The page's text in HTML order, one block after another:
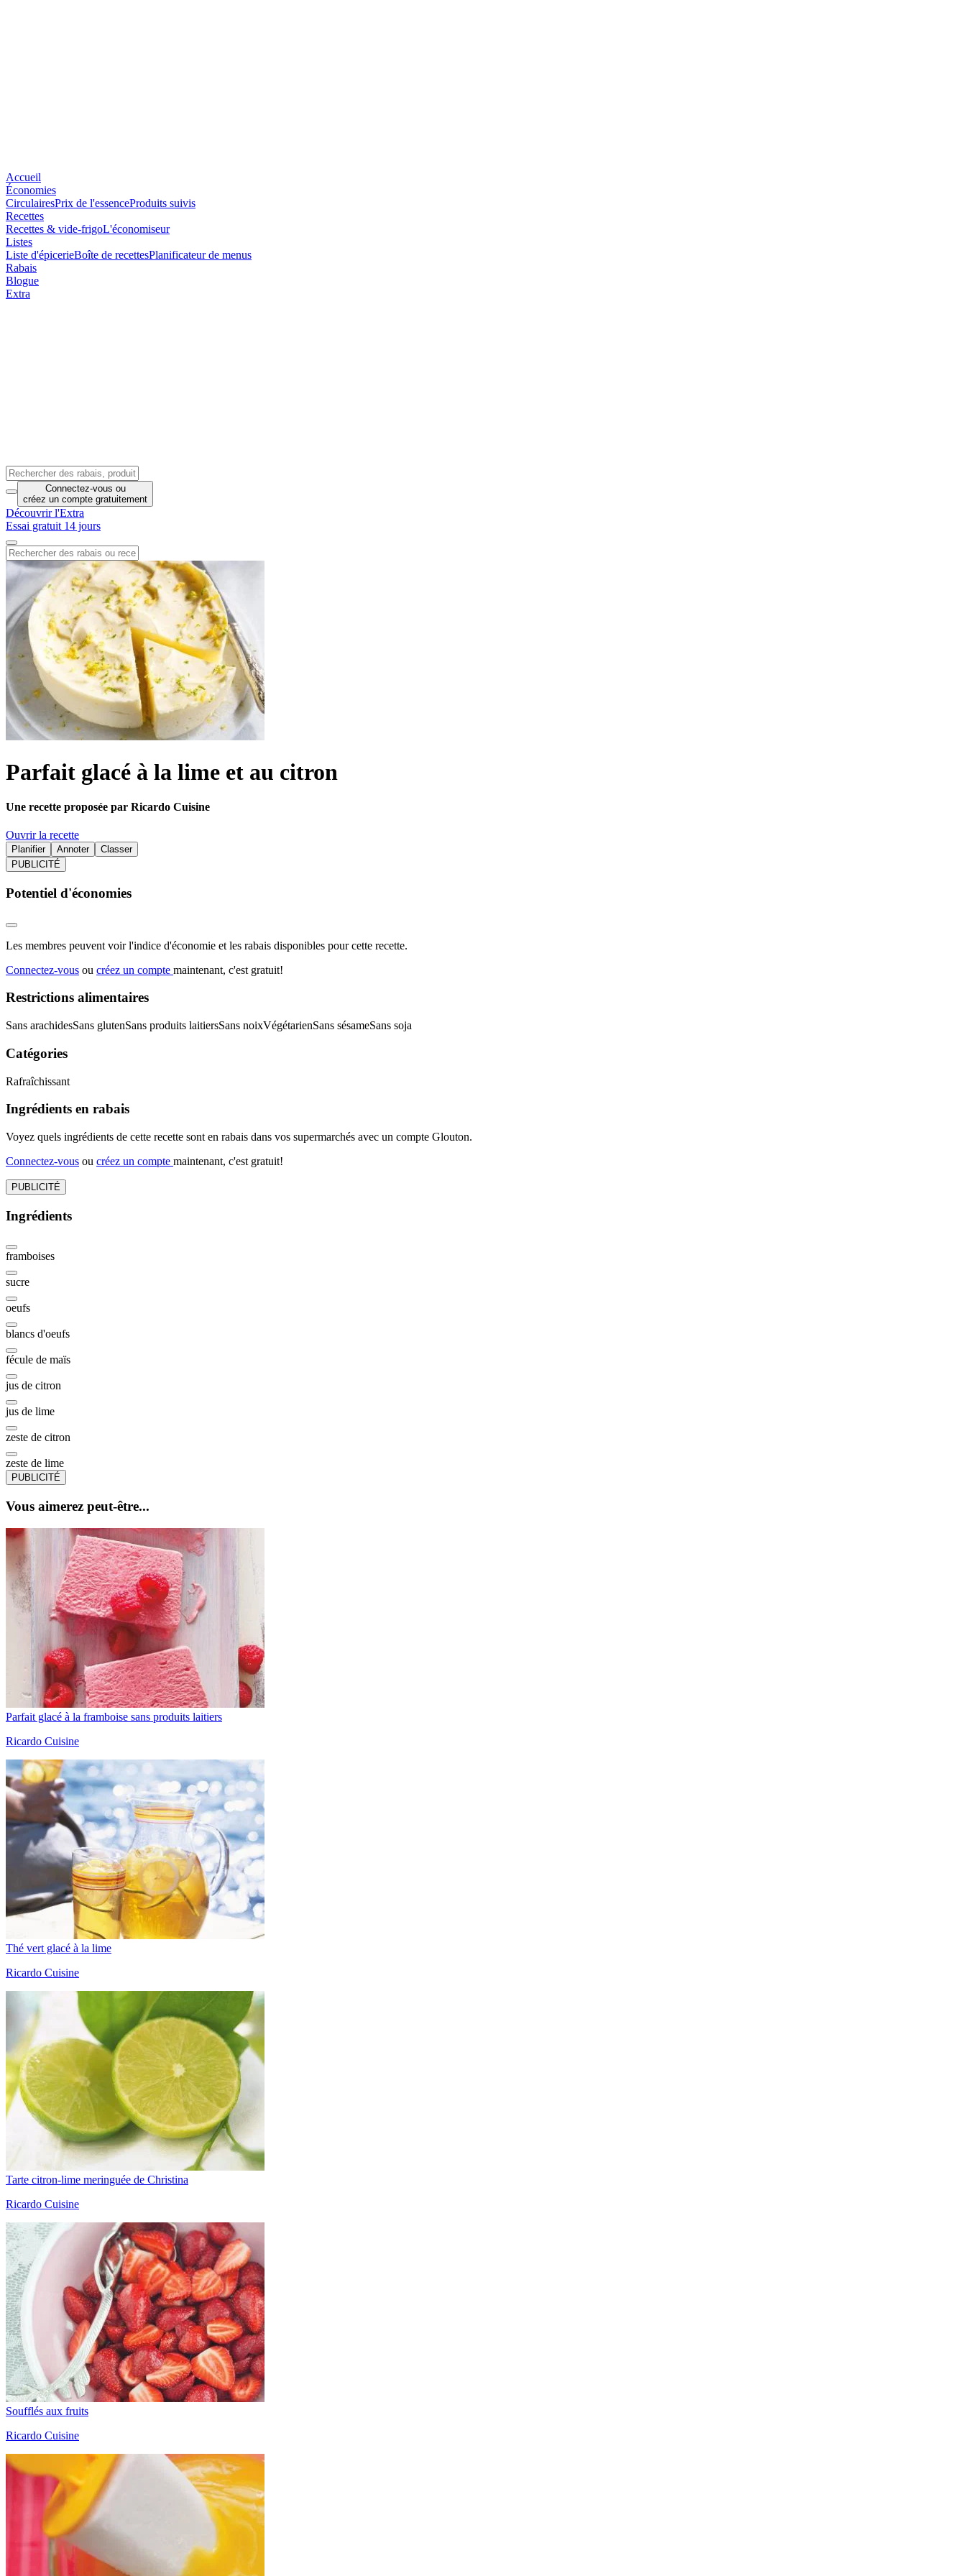
Accueil
Économies
CirculairesPrix de l'essenceProduits suivis
Recettes
Recettes & vide-frigoL'économiseur
Listes
Liste d'épicerieBoîte de recettesPlanificateur de menus
Rabais
Blogue
Extra
Connectez-vous ou
créez un compte gratuitement
Découvrir l'Extra
Essai gratuit 14 jours
Parfait glacé à la lime et au citron
Une recette proposée par Ricardo Cuisine
Ouvrir la recette
Planifier Annoter
Classer
PUBLICITÉ
Potentiel d'économies
Les membres peuvent voir l'indice d'économie et les rabais disponibles pour cette recette.
Connectez-vous ou créez un compte maintenant, c'est gratuit!
Restrictions alimentaires
Sans arachidesSans glutenSans produits laitiersSans noixVégétarienSans sésameSans soja
Catégories
Rafraîchissant
Ingrédients en rabais
Voyez quels ingrédients de cette recette sont en rabais dans vos supermarchés avec un compte Glouton.
Connectez-vous ou créez un compte maintenant, c'est gratuit!
PUBLICITÉ
Ingrédients
framboises
sucre
oeufs
blancs d'oeufs
fécule de maïs
jus de citron
jus de lime
zeste de citron
zeste de lime
PUBLICITÉ
Vous aimerez peut-être...
Parfait glacé à la framboise sans produits laitiers
Ricardo Cuisine
Thé vert glacé à la lime
Ricardo Cuisine
Tarte citron-lime meringuée de Christina
Ricardo Cuisine
Soufflés aux fruits
Ricardo Cuisine